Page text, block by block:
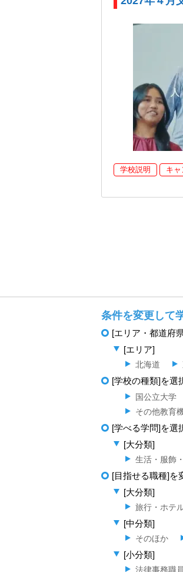
学校説明 キ
条件を変更して
[エリア・都道府
[エリア]
北海道
[学校の種類]を選
国公立大学
その他教育
[学べる学問]を選
[大分類]
生活・服飾
[目指せる職種]を
[大分類]
旅行・ホテ
[中分類]
そのほか
[小分類]
法律事務職